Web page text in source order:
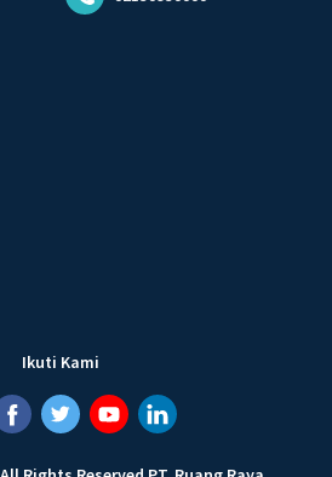
Ikuti Kami